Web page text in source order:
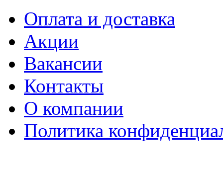
Оплата и доставка
Акции
Вакансии
Контакты
О компании
Политика